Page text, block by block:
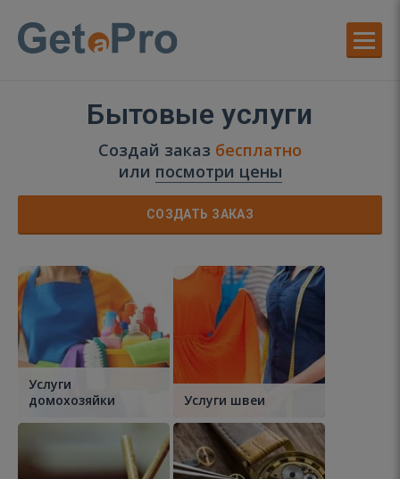
Бытовые услуги
Создай заказ бесплатно
или посмотри цены
СОЗДАТЬ ЗАКАЗ
Услуги
домохозяйки
Услуги швеи